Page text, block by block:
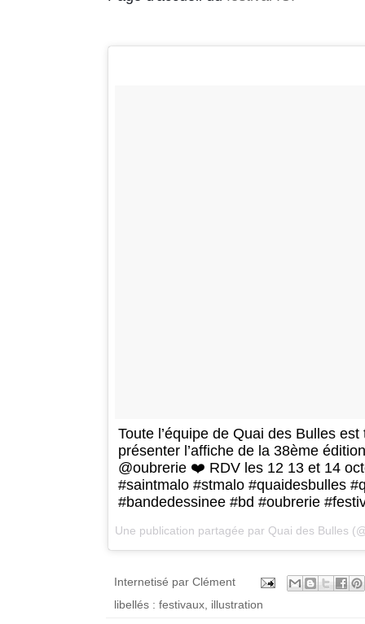
Toute l’équipe de Quai des Bulles
présenter l’affiche de la 38ème
@oubrerie ❤️ RDV les 12 13 et
#saintmalo #stmalo #quaidesbulles
#bandedessinee #bd #oubrerie
Une publication partagée par Quai des Bulles
Internetisé par Clément
libellés : festivaux illustration